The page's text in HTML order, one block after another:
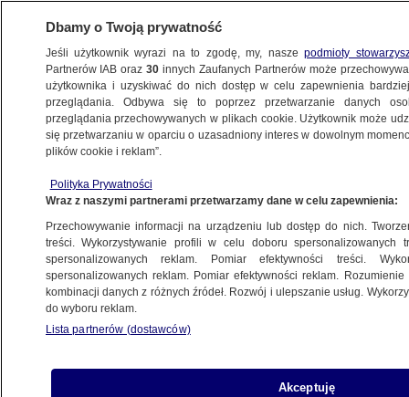
POLSKA
gdy tak wielu niestrudzenie walczy
o chorych". Orędzie prymasa Polski
1.11.2020, 14:02
Udostępnij
Dbamy o Twoją prywatność
Jeśli użytkownik wyrazi na to zgodę, my, naszepodmioty
Partnerów IAB oraz30 innych Zaufanych Partnerów może
użytkownika i uzyskiwać do nich dostęp w celu zapewnienia
przeglądania. Odbywa się to poprzez przetwarzanie danych
przeglądania przechowywanych w plikach cookie. Użytkownik może
się przetwarzaniu w oparciu o uzasadniony interes w dowolnym
plików cookie i reklam”.
Polityka Prywatności
Wraz z naszymi partnerami przetwarzamy dane w celu zapewnienia:
Przechowywanie informacji na urządzeniu lub dostęp do nich.
treści. Wykorzystywanie profili w celu doboru spersonalizowanych
spersonalizowanych reklam. Pomiar efektywności treści.
spersonalizowanych reklam. Pomiar efektywności reklam.
kombinacji danych z różnych źródeł. Rozwój i ulepszanie usług.
do wyboru reklam.
Lista partnerów (dostawców)
Akceptuję